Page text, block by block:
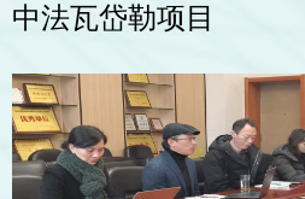
中法瓦岱勒项目